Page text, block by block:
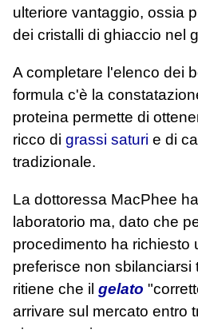
ulteriore vantaggio, ossia
dei cristalli di ghiaccio nel
A completare l'elenco dei
formula c'è la
proteina permette di
ricco di grassi saturi e di
tradizionale.
La dottoressa MacPhee
laboratorio ma, dato che
procedimento ha richiesto
preferisce non sbilanciarsi
ritiene che il gelato
arrivare sul mercato entro